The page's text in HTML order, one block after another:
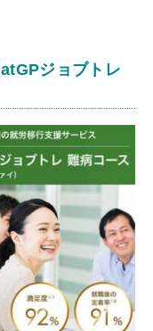
atGPジョブトレ